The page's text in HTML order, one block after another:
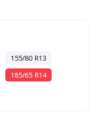
155/80 R13
185/65 R14